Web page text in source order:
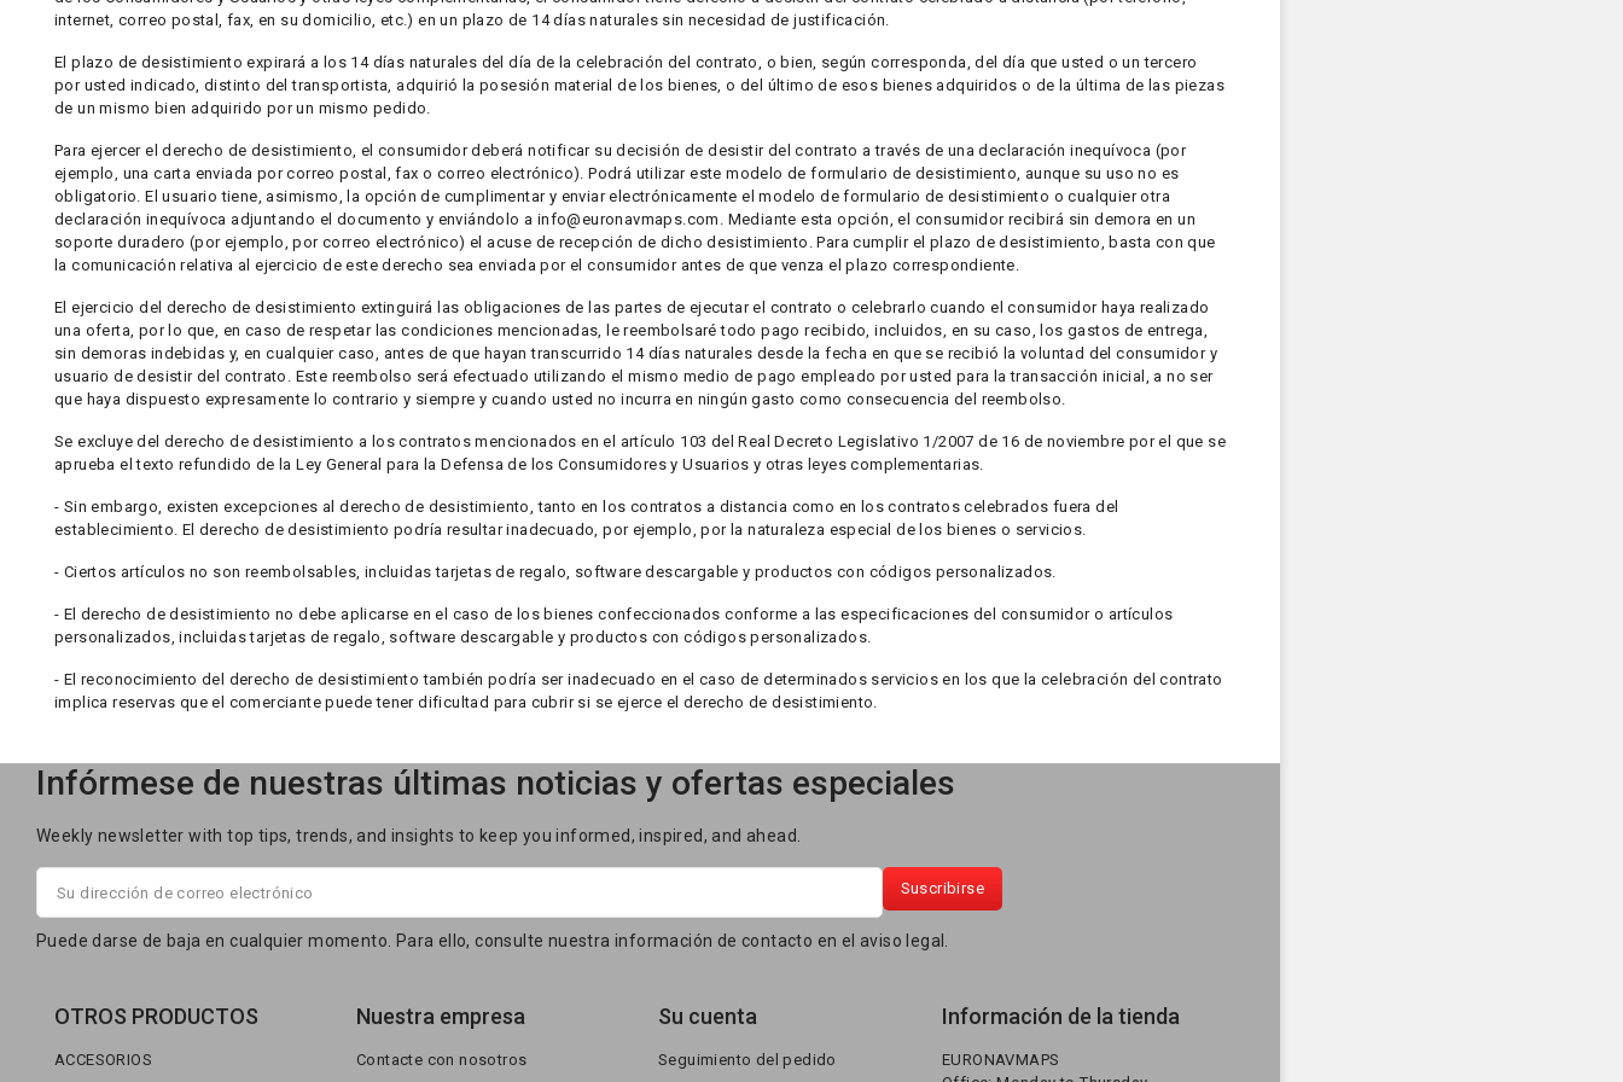
internet, correo postal, fax, en su domicilio, etc.) en un plazo de 14 días naturales sin necesidad de justificación.
El plazo de desistimiento expirará a los 14 días naturales del día de la celebración del contrato, o bien, según corresponda, del día que usted o un tercero
por usted indicado, distinto del transportista, adquirió la posesión material de los bienes, o del último de esos bienes adquiridos o de la última de las piezas
de un mismo bien adquirido por un mismo pedido.
Para ejercer el derecho de desistimiento, el consumidor deberá notificar su decisión de desistir del contrato a través de una declaración inequívoca (por
ejemplo, una carta enviada por correo postal, fax o correo electrónico). Podrá utilizar este modelo de formulario de desistimiento, aunque su uso no es
obligatorio. El usuario tiene, asimismo, la opción de cumplimentar y enviar electrónicamente el modelo de formulario de desistimiento o cualquier otra
declaración inequívoca adjuntando el documento y enviándolo a info@euronavmaps.com. Mediante esta opción, el consumidor recibirá sin demora en un
soporte duradero (por ejemplo, por correo electrónico) el acuse de recepción de dicho desistimiento. Para cumplir el plazo de desistimiento, basta con que
la comunicación relativa al ejercicio de este derecho sea enviada por el consumidor antes de que venza el plazo correspondiente.
El ejercicio del derecho de desistimiento extinguirá las obligaciones de las partes de ejecutar el contrato o celebrarlo cuando el consumidor haya realizado
una oferta, por lo que, en caso de respetar las condiciones mencionadas, le reembolsaré todo pago recibido, incluidos, en su caso, los gastos de entrega,
sin demoras indebidas y, en cualquier caso, antes de que hayan transcurrido 14 días naturales desde la fecha en que se recibió la voluntad del consumidor y
usuario de desistir del contrato. Este reembolso será efectuado utilizando el mismo medio de pago empleado por usted para la transacción inicial, a no ser
que haya dispuesto expresamente lo contrario y siempre y cuando usted no incurra en ningún gasto como consecuencia del reembolso.
Se excluye del derecho de desistimiento a los contratos mencionados en el artículo 103 del Real Decreto Legislativo 1/2007 de 16 de noviembre por el que se
aprueba el texto refundido de la Ley General para la Defensa de los Consumidores y Usuarios y otras leyes complementarias.
- Sin embargo, existen excepciones al derecho de desistimiento, tanto en los contratos a distancia como en los contratos celebrados fuera del
establecimiento. El derecho de desistimiento podría resultar inadecuado, por ejemplo, por la naturaleza especial de los bienes o servicios.
- Ciertos artículos no son reembolsables, incluidas tarjetas de regalo, software descargable y productos con códigos personalizados.
- El derecho de desistimiento no debe aplicarse en el caso de los bienes confeccionados conforme a las especificaciones del consumidor o artículos
personalizados, incluidas tarjetas de regalo, software descargable y productos con códigos personalizados.
- El reconocimiento del derecho de desistimiento también podría ser inadecuado en el caso de determinados servicios en los que la celebración del contrato
implica reservas que el comerciante puede tener dificultad para cubrir si se ejerce el derecho de desistimiento.
Infórmese de nuestras últimas noticias y ofertas especiales
Weekly newsletter with top tips, trends, and insights to keep you informed, inspired, and ahead.
Puede darse de baja en cualquier momento. Para ello, consulte nuestra información de contacto en el aviso legal.
OTROS PRODUCTOS
ACCESORIOS
Nuestra empresa
Contacte con nosotros
Su cuenta
Seguimiento del pedido
Información de la tienda
EURONAVMAPS